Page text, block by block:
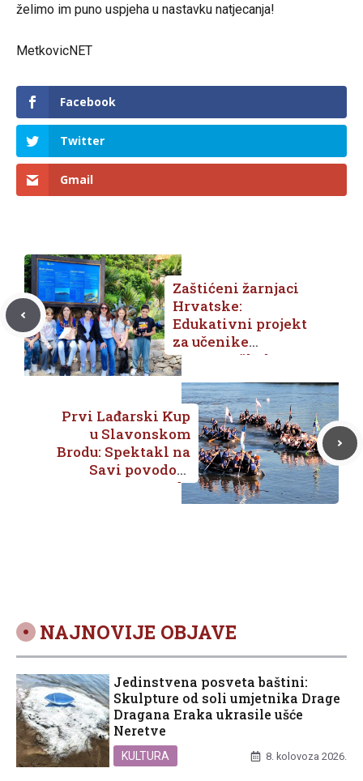
želimo im puno uspjeha u nastavku natjecanja!
MetkovicNET
Facebook
Twitter
Gmail
Zaštićeni žarnjaci
Hrvatske:
Edukativni projekt
za učenike
Osnovne škole
Opuzen
Prvi Lađarski Kup
u Slavonskom
Brodu: Spektakl na
Savi povodom
Dana grada
NAJNOVIJE OBJAVE
Jedinstvena posveta baštini:
Skulpture od soli umjetnika Drage
Dragana Eraka ukrasile ušće
Neretve
KULTURA 8. kolovoza 2026.